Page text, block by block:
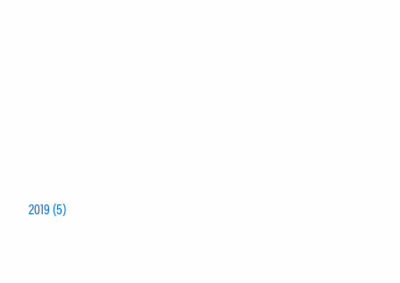
2019 (5)